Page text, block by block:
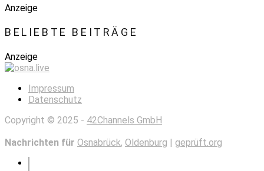
Anzeige
BELIEBTE BEITRÄGE
Anzeige
Impressum
Datenschutz
Copyright © 2025 - 42Channels GmbH
Nachrichten für Osnabrück, Oldenburg | geprüft.org